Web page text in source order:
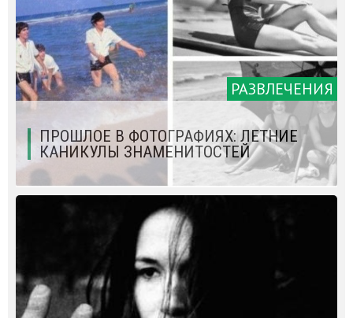
РАЗВЛЕЧЕНИЯ
ПРОШЛОЕ В ФОТОГРАФИЯХ: ЛЕТНИЕ
КАНИКУЛЫ ЗНАМЕНИТОСТЕЙ